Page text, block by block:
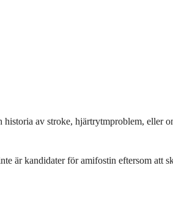
av stroke, hjärtrytmproblem, eller
är kandidater för amifostin eftersom att